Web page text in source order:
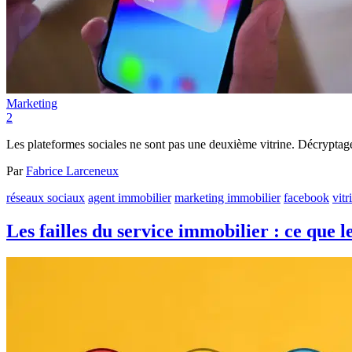
Marketing
2
Les plateformes sociales ne sont pas une deuxième vitrine.
ParFabrice Larceneux
réseaux sociaux agent immobilier marketing immobilier facebook
Les failles du service immobilier : ce que